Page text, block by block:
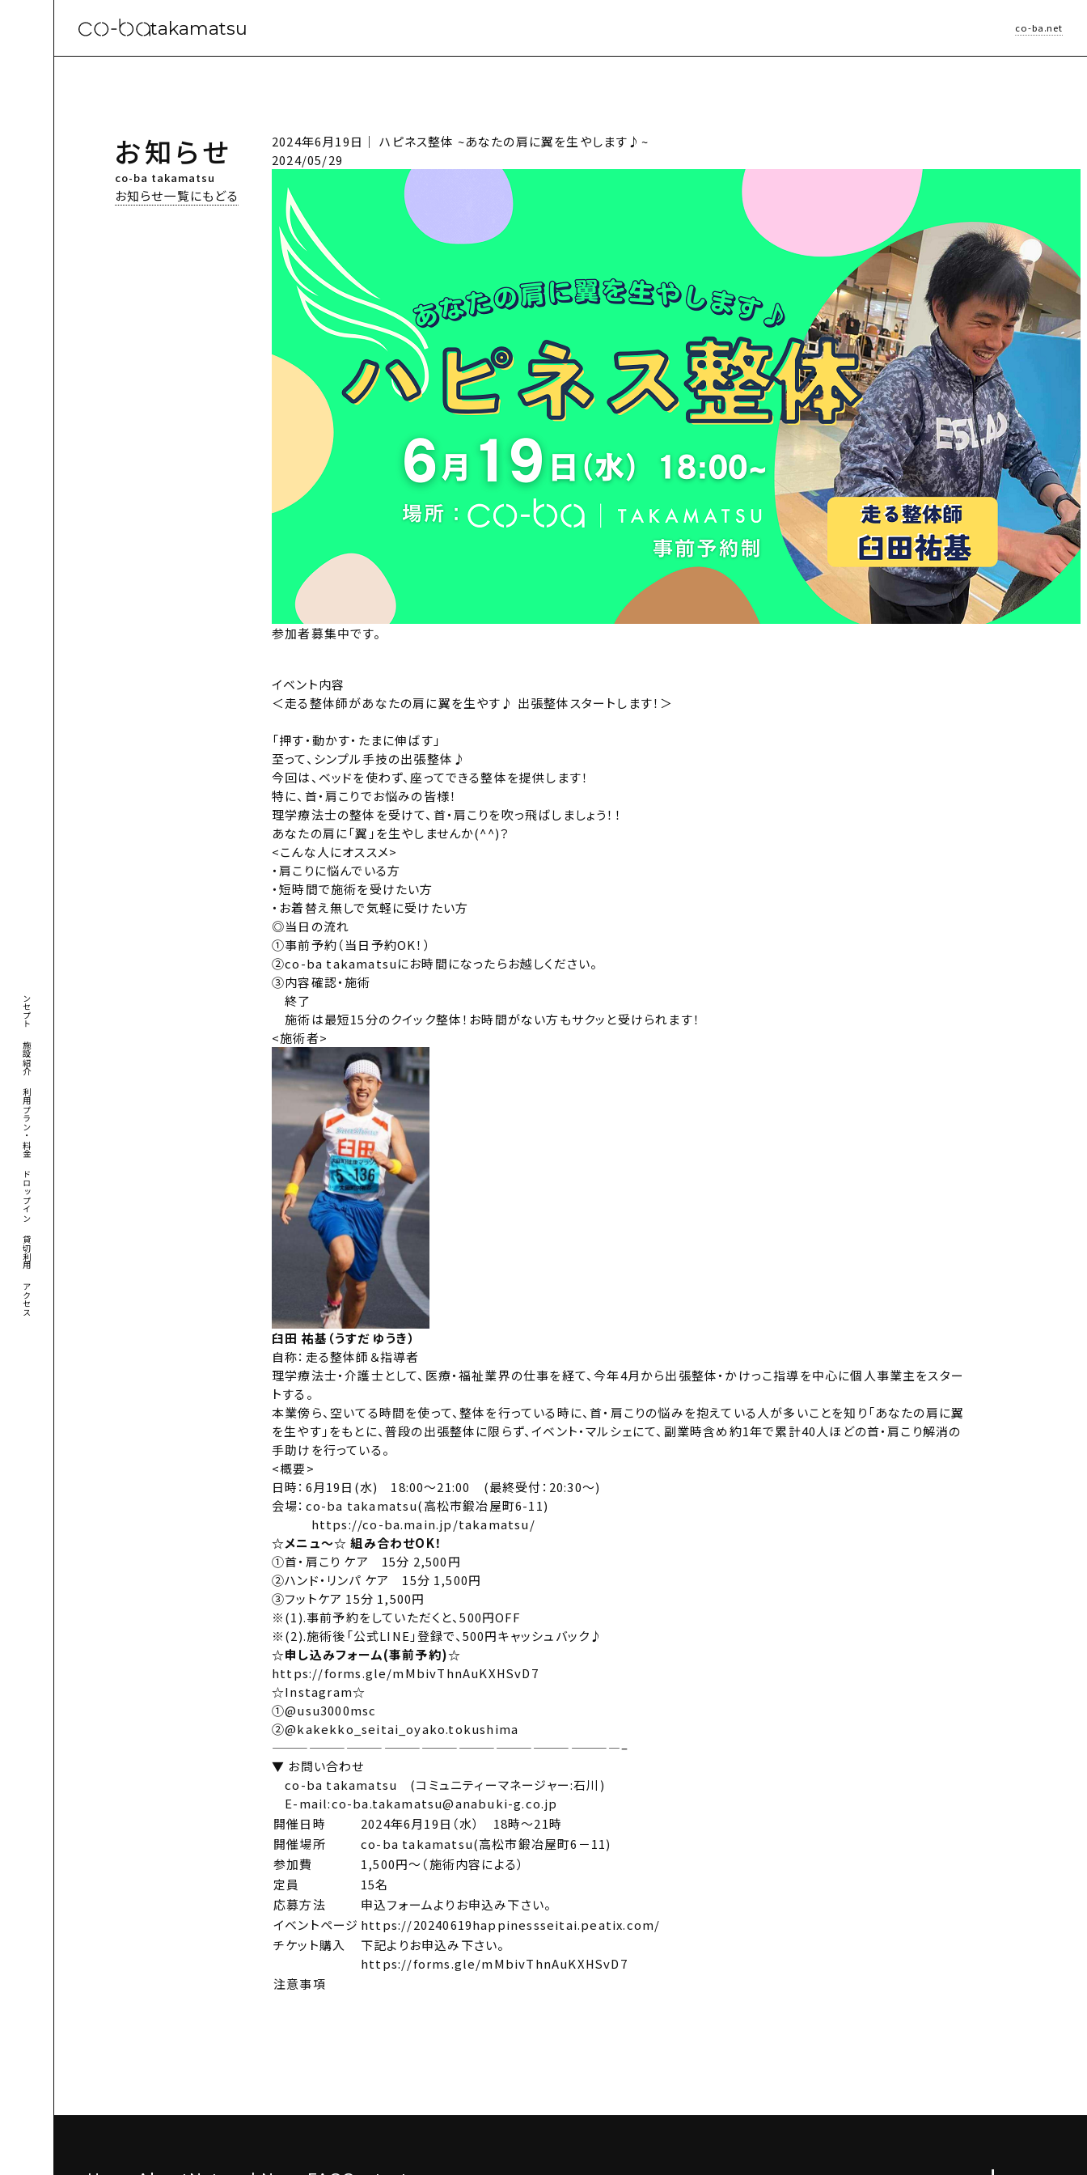
takamatsu co-ba.net
コンセプト
施設紹介
利用プラン・料金
ドロップイン
貸切利用
アクセス
お知らせ
co-ba takamatsu
お知らせ一覧にもどる
2024年6月19日｜ ハピネス整体 ~あなたの肩に翼を生やします♪~
2024/05/29
参加者募集中です。
イベント内容
＜走る整体師があなたの肩に翼を生やす♪ 出張整体スタートします！＞
「押す・動かす・たまに伸ばす」
至って、シンプル手技の出張整体♪
今回は、ベッドを使わず、座ってできる整体を提供します！
特に、首・肩こりでお悩みの皆様！
理学療法士の整体を受けて、首・肩こりを吹っ飛ばしましょう！！
あなたの肩に「翼」を生やしませんか(^^)？
<こんな人にオススメ>
・肩こりに悩んでいる方
・短時間で施術を受けたい方
・お着替え無しで気軽に受けたい方
◎当日の流れ
①事前予約（当日予約OK！）
➁co-ba takamatsuにお時間になったらお越しください。
③内容確認・施術
終了
施術は最短15分のクイック整体！お時間がない方もサクッと受けられます！
<施術者>
臼田 祐基（うすだ ゆうき）
自称：走る整体師＆指導者
理学療法士・介護士として、医療・福祉業界の仕事を経て、今年4月から出張整体・かけっこ指導を中心に個人事業主をスター
トする。
本業傍ら、空いてる時間を使って、整体を行っている時に、首・肩こりの悩みを抱えている人が多いことを知り「あなたの肩に翼
を生やす」をもとに、普段の出張整体に限らず、イベント・マルシェにて、副業時含め約1年で累計40人ほどの首・肩こり解消の
手助けを行っている。
<概要>
日時：6月19日(水) 18:00～21:00 (最終受付：20:30～)
会場：co-ba takamatsu(高松市鍛冶屋町6-11)
https://co-ba.main.jp/takamatsu/
☆メニュ〜☆ 組み合わせOK！
①首・肩こり ケア 15分 2,500円
②ハンド・リンパ ケア 15分 1,500円
③フットケア 15分 1,500円
※(1).事前予約をしていただくと、500円OFF
※(2).施術後「公式LINE」登録で、500円キャッシュバック♪
☆申し込みフォーム(事前予約)☆
https://forms.gle/mMbivThnAuKXHSvD7
☆Instagram☆
①@usu3000msc
②@kakekko_seitai_oyako.tokushima
————————————————————————————–
▼ お問い合わせ
co-ba takamatsu (コミュニティーマネージャー:石川)
E-mail:co-ba.takamatsu@anabuki-g.co.jp
開催日時
2024年6月19日（水） 18時～21時
開催場所
co-ba takamatsu(高松市鍛冶屋町6－11)
参加費
1,500円～（施術内容による）
定員
15名
応募方法
申込フォームよりお申込み下さい。
イベントページ https://20240619happinessseitai.peatix.com/
チケット購入
下記よりお申込み下さい。
https://forms.gle/mMbivThnAuKXHSvD7
注意事項